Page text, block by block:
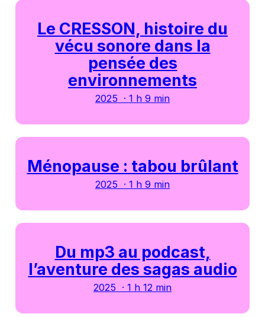
Le CRESSON, histoire du
vécu sonore dans la
pensée des
environnements
2025 · 1 h 9 min
Ménopause : tabou brûlant
2025 · 1 h 9 min
Du mp3 au podcast,
l’aventure des sagas audio
2025 · 1 h 12 min